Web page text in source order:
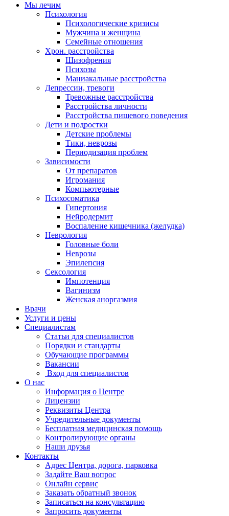
Мы лечим
Психология
Психологические кризисы
Мужчина и женщина
Семейные отношения
Хрон. расстройства
Шизофрения
Психозы
Маниакальные расстройства
Депрессии, тревоги
Тревожные расстройства
Расстройства личности
Расстройства пищевого поведения
Дети и подростки
Детские проблемы
Тики, неврозы
Периодизация проблем
Зависимости
От препаратов
Игромания
Компьютерные
Психосоматика
Гипертония
Нейродермит
Воспаление кишечника (желудка)
Неврология
Головные боли
Неврозы
Эпилепсия
Сексология
Импотенция
Вагинизм
Женская аноргазмия
Врачи
Услуги и цены
Специалистам
Статьи для специалистов
Порядки и стандарты
Обучающие программы
Вакансии
Вход для специалистов
О нас
Информация о Центре
Лицензии
Реквизиты Центра
Учредительные документы
Бесплатная медицинская помощь
Контролирующие органы
Наши друзья
Контакты
Адрес Центра, дорога, парковка
Задайте Ваш вопрос
Онлайн сервис
Заказать обратный звонок
Записаться на консультацию
Запросить документы